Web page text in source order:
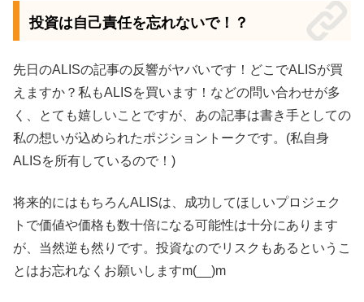
投資は自己責任を忘れないで！？
先日のALISの記事の反響がヤバいです！どこでALISが買
えますか？私もALISを買います！などの問い合わせが多
く、とても嬉しいことですが、あの記事は書き手としての
私の想いが込められたポジショントークです。(私自身
ALISを所有しているので！)
将来的にはもちろんALISは、成功してほしいプロジェク
トで価値や価格も数十倍になる可能性は十分にあります
が、当然逆も然りです。投資なのでリスクもあるというこ
とはお忘れなくお願いしますm(__)m